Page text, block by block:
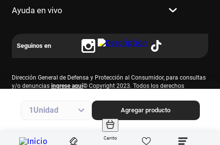
Carrito
1 Agregar producto
Ayuda en vivo
Dirección General de Defensa y Protección al Consumidor, para consultas
y/o denuncias ingrese aquí© Copyright 2023. Todos los derechos
Farmacity S.A., CUIT 30-69213874-7, Av. Santa Fe 2830 – 1° piso, C.A.B.A.